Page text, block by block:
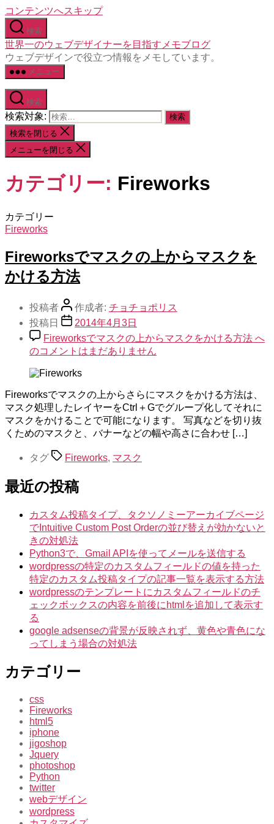
コンテンツへスキップ
検索
世界一のウェブデザイナーを目指すメモブログ
ウェブデザインで役立つ情報をメモしています。
メニュー
検索
検索対象:
検索を閉じる
メニューを閉じる
カテゴリー: Fireworks
カテゴリー
Fireworks
Fireworksでマスクの上からマスクを
かける方法
投稿者 作成者: チョチョポリス
投稿日
2014年4月3日
Fireworksでマスクの上からマスクをかける方法 へ
のコメントはまだありません
Fireworksでマスクの上からさらにマスクをかける方法は、
マスク処理したレイヤーをCtrl＋Gでグループ化してそれに
マスクをかけることで可能になります。 写真などを切り抜
くためのマスクと、バナーなどの幅や高さに合わせ […]
タグ Fireworks, マスク
最近の投稿
カスタム投稿タイプ、タクソノミーアーカイブページ
でIntuitive Custom Post Orderの並び替えが効かないと
きの対処法
Python3で、Gmail APIを使ってメールを送信する
wordpressの特定のカスタムフィールドの値を持った
特定のカスタム投稿タイプの記事一覧を表示する方法
wordpressのテンプレートにカスタムフィールドのチ
ェックボックスの内容を前後にhtmlを追加して表示す
る
google adsenseの背景が反映されず、黄色や青色にな
ってしまう場合の対処法
カテゴリー
css
Fireworks
html5
iphone
jigoshop
Jquery
photoshop
Python
twitter
webデザイン
wordpress